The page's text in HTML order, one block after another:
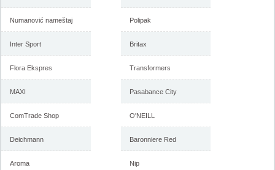
Numanović nameštaj
Inter Sport
Flora Ekspres
MAXI
ComTrade Shop
Deichmann
Aroma
Polipak
Britax
Transformers
Pasabance City
O'NEILL
Baronniere Red
Nip